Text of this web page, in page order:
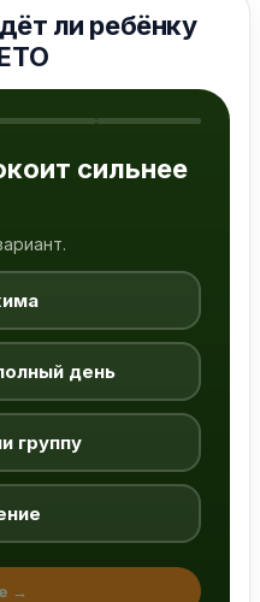
ли ребёнку
сильнее
день
группу
→